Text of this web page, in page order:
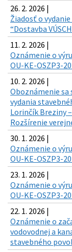
26. 2. 2026 |
Žiadosť o
“Dostavba
11. 2. 2026 |
Oznámenie o
OU-KE-OSZP3-
10. 2. 2026 |
Oboznámenie sa
vydania
Lorinčík Breziny –
Rozšírenie
30. 1. 2026 |
Oznámenie o
OU-KE-OSZP3-
23. 1. 2026 |
Oznámenie o
OU-KE-OSZP3-
22. 1. 2026 |
Oznámenie o
vodovodnej a
stavebného